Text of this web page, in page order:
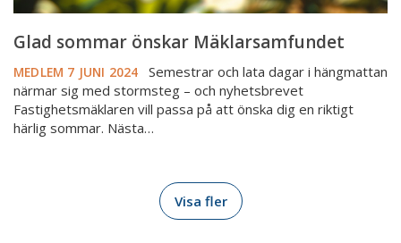
Glad sommar önskar Mäklarsamfundet
MEDLEM 7 JUNI 2024
Semestrar och lata dagar i hängmattan
närmar sig med stormsteg – och nyhetsbrevet
Fastighetsmäklaren vill passa på att önska dig en riktigt
härlig sommar. Nästa…
Visa fler